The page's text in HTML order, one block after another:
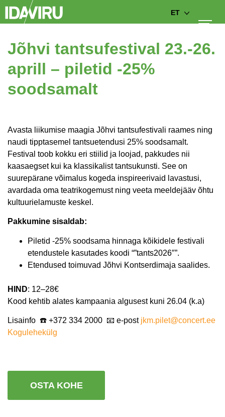
ET
Jõhvi tantsufestival 23.-26.
aprill – piletid -25%
soodsamalt
Avasta liikumise maagia Jõhvi tantsufestivali raames ning
naudi tipptasemel tantsuetendusi 25% soodsamalt.
Festival toob kokku eri stiilid ja loojad, pakkudes nii
kaasaegset kui ka klassikalist tantsukunsti. See on
suurepärane võimalus kogeda inspireerivaid lavastusi,
avardada oma teatrikogemust ning veeta meeldejääv õhtu
kultuurielamuste keskel.
Pakkumine sisaldab:
Piletid -25% soodsama hinnaga kõikidele festivali
etendustele kasutades koodi “”tants2026″”.
Etendused toimuvad Jõhvi Kontserdimaja saalides.
HIND: 12–28€
Kood kehtib alates kampaania algusest kuni 26.04 (k.a)
Lisainfo ☎️ +372 334 2000 📧 e-post jkm.pilet@concert.ee
Kogulehekülg
OSTA KOHE